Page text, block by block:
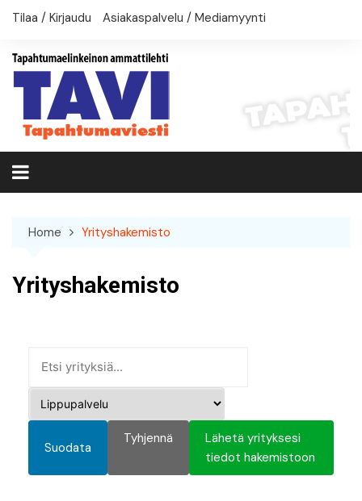
Skip
Tilaa / Kirjaudu Asiakaspalvelu / Mediamyynti
Home Yrityshakemisto
Yrityshakemisto
Suodata
Tyhjennä
Lähetä yrityksesi
tiedot hakemistoon